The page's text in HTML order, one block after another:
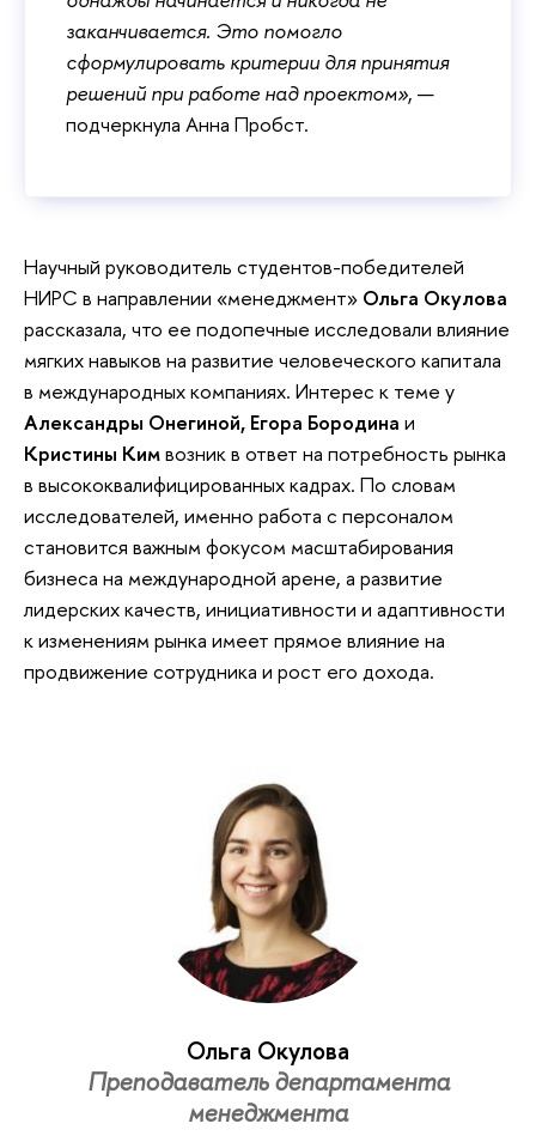
заканчивается. Это помогло
сформулировать критерии для принятия
решений при работе над проектом», —
подчеркнула Анна Пробст.
Научный руководитель студентов-победителей
НИРС в направлении «менеджмент» Ольга Окулова
рассказала, что ее подопечные исследовали влияние
мягких навыков на развитие человеческого капитала
в международных компаниях. Интерес к теме у
Александры Онегиной, Егора Бородина и
Кристины Кимвозник в ответ на потребность рынка
в высококвалифицированных кадрах. По словам
исследователей, именно работа с персоналом
становится важным фокусом масштабирования
бизнеса на международной арене, а развитие
лидерских качеств, инициативности и адаптивности
к изменениям рынка имеет прямое влияние на
продвижение сотрудника и рост его дохода.
Ольга Окулова
Преподаватель департамента
менеджмента